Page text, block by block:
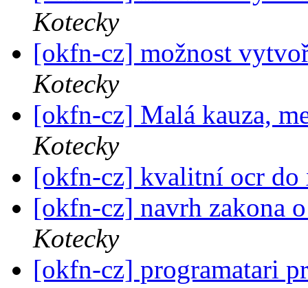
Kotecky
[okfn-cz] možnost
Kotecky
[okfn-cz] Malá kauza,
Kotecky
[okfn-cz] kvalitní ocr
[okfn-cz] navrh zakona
Kotecky
[okfn-cz] programatari